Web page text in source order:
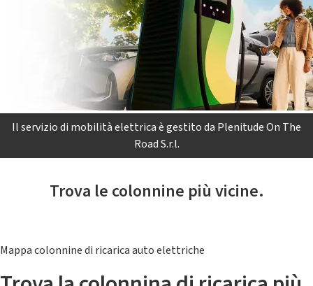
Il servizio di mobilità elettrica è gestito da Plenitude On The
Road S.r.l.
Trova le colonnine più vicine.
Mappa colonnine di ricarica auto elettriche